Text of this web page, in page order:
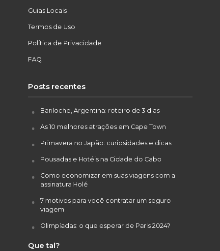
Guias Locais
Termos de Uso
Política de Privacidade
FAQ
Posts recentes
Bariloche, Argentina: roteiro de 3 dias
As 10 melhores atrações em Cape Town
Primavera no Japão: curiosidades e dicas
Pousadas e Hotéis na Cidade do Cabo
Como economizar em suas viagens com a
assinatura Holé
7 motivos para você contratar um seguro
viagem
Olimpíadas: o que esperar de Paris 2024?
Que tal?